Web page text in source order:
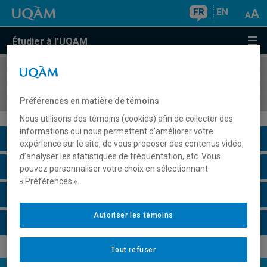
FR EN
Étudier à l'UQAM
COURS//
Description du cours
Horaire - Été 2026
Préférences en matière de témoins
Nous utilisons des témoins (cookies) afin de collecter des
informations qui nous permettent d’améliorer votre
expérience sur le site, de vous proposer des contenus vidéo,
d’analyser les statistiques de fréquentation, etc. Vous
pouvez personnaliser votre choix en sélectionnant
« Préférences ».
Tout refuser
Autoriser les témoins